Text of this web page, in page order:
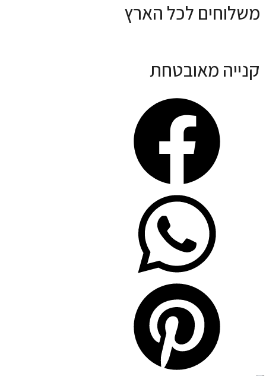
משלוחים לכל הארץ
קנייה מאובטחת